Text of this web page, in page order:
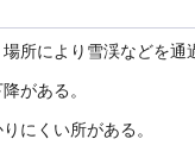
所により雪渓などを通
がある。
にくい所がある。